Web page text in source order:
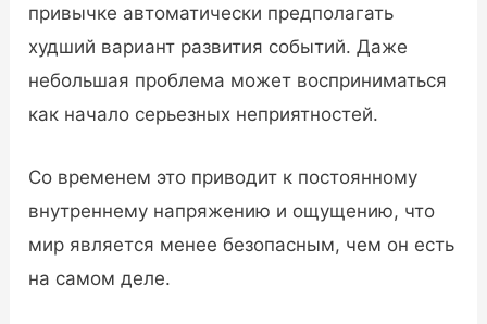
привычке автоматически предполагать
худший вариант развития событий. Даже
небольшая проблема может восприниматься
как начало серьезных неприятностей.
Со временем это приводит к постоянному
внутреннему напряжению и ощущению, что
мир является менее безопасным, чем он есть
на самом деле.